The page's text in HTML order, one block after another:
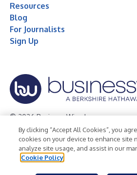
Resources
Blog
For Journalists
Sign Up
© 2026 Business Wire, Inc.
Privacy Policy Cookie Policy
Terms of Use
Legal
By clicking “Accept All Cookies”, you
cookies on your device to enhance site
analyze site usage, and assist in our
Cookie Policy